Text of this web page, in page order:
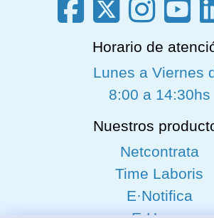
Horario de
Lunes a Viernes
8:00 a 14:30hs
Nuestros
Netcontrata
Time Laboris
E·Notifica